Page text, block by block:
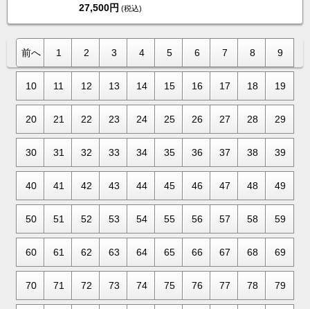
27,500円 (税込)
前へ 1 2 3 4 5 6 7 8 9
10 11 12 13 14 15 16 17 18 19
20 21 22 23 24 25 26 27 28 29
30 31 32 33 34 35 36 37 38 39
40 41 42 43 44 45 46 47 48 49
50 51 52 53 54 55 56 57 58 59
60 61 62 63 64 65 66 67 68 69
70 71 72 73 74 75 76 77 78 79